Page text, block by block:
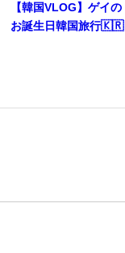
【韓国VLOG】ゲイの
お誕生日韓国旅行🇰🇷